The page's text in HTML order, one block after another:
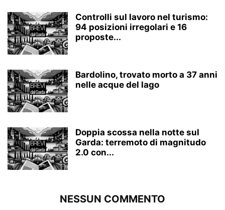
Controlli sul lavoro nel turismo:
94 posizioni irregolari e 16
proposte...
Bardolino, trovato morto a 37 anni
nelle acque del lago
Doppia scossa nella notte sul
Garda: terremoto di magnitudo
2.0 con...
NESSUN COMMENTO